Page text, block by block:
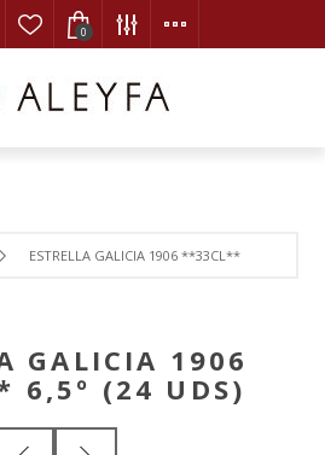
0
ESTRELLA GALICIA 1906 **33CL** 6,5º (24 UDS)
GALICIA 1906
6,5º (24 UDS)